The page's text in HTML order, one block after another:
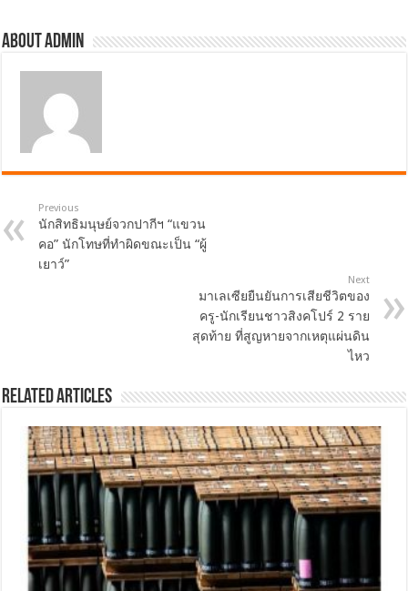
About admin
Previous
นักสิทธิมนุษย์จวกปากีฯ “แขวน
คอ” นักโทษที่ทำผิดขณะเป็น “ผู้
เยาว์”
Next
มาเลเซียยืนยันการเสียชีวิตของ
ครู-นักเรียนชาวสิงคโปร์ 2 ราย
สุดท้าย ที่สูญหายจากเหตุแผ่นดิน
ไหว
Related Articles